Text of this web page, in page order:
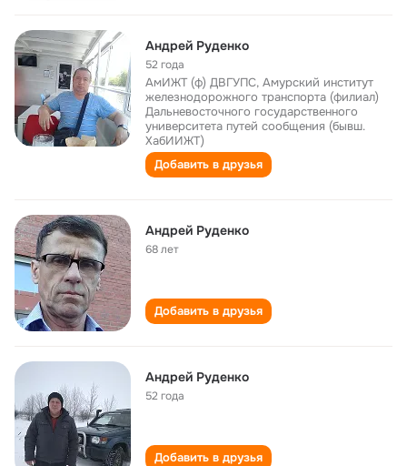
Андрей Руденко
52 года
АмИЖТ (ф) ДВГУПС, Амурский институт
железнодорожного транспорта (филиал)
Дальневосточного государственного
университета путей сообщения (бывш.
ХабИИЖТ)
Добавить в друзья
Андрей Руденко
68 лет
Добавить в друзья
Андрей Руденко
52 года
Добавить в друзья